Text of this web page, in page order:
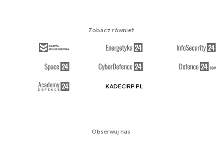
Obserwuj nas
Zobacz również
KADECIRP.PL